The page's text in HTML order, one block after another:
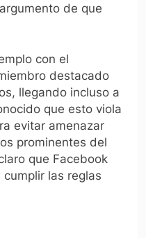
de que
con el
destacado
llegando incluso a
que esto viola
evitar amenazar
prominentes del
que Facebook
cumplir las reglas